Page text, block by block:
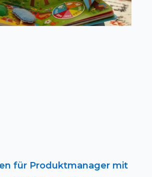
für Produktmanager mit